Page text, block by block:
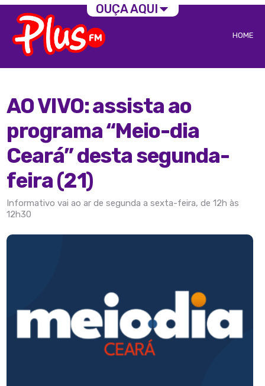
HOME
AO VIVO: assista ao
programa “Meio-dia
Ceará” desta segunda-
feira (21)
Informativo vai ao ar de segunda a sexta-feira, de 12h às
12h30
OUÇA AQUI